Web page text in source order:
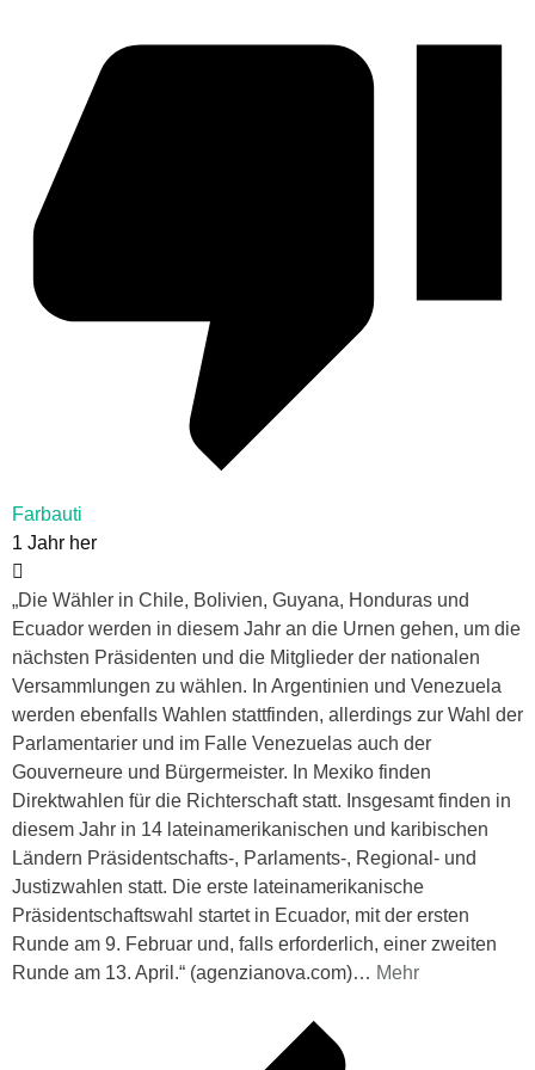
Farbauti
1 Jahr her
„Die Wähler in Chile, Bolivien, Guyana, Honduras und
Ecuador werden in diesem Jahr an die Urnen gehen, um die
nächsten Präsidenten und die Mitglieder der nationalen
Versammlungen zu wählen. In Argentinien und Venezuela
werden ebenfalls Wahlen stattfinden, allerdings zur Wahl der
Parlamentarier und im Falle Venezuelas auch der
Gouverneure und Bürgermeister. In Mexiko finden
Direktwahlen für die Richterschaft statt. Insgesamt finden in
diesem Jahr in 14 lateinamerikanischen und karibischen
Ländern Präsidentschafts-, Parlaments-, Regional- und
Justizwahlen statt. Die erste lateinamerikanische
Präsidentschaftswahl startet in Ecuador, mit der ersten
Runde am 9. Februar und, falls erforderlich, einer zweiten
Runde am 13. April.“ (agenzianova.com)… Mehr